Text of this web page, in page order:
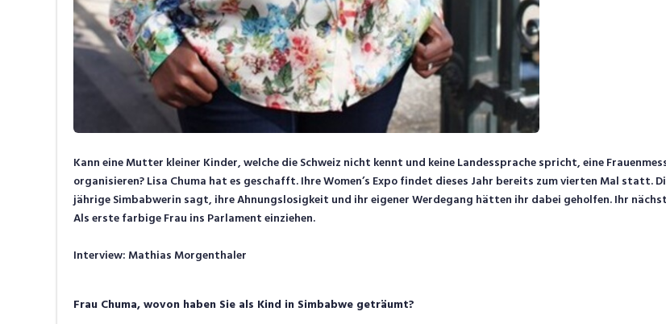
Kann eine Mutter kleiner Kinder, welche die Schweiz nicht kennt und keine Landessprache spricht, eine
organisieren? Lisa Chuma hat es geschafft. Ihre Women’s Expo findet dieses Jahr bereits zum vierten Mal statt.
jährige Simbabwerin sagt, ihre Ahnungslosigkeit und ihr eigener Werdegang hätten ihr dabei geholfen. Ihr
Als erste farbige Frau ins Parlament einziehen.
Interview: Mathias Morgenthaler
Frau Chuma, wovon haben Sie als Kind in Simbabwe geträumt?